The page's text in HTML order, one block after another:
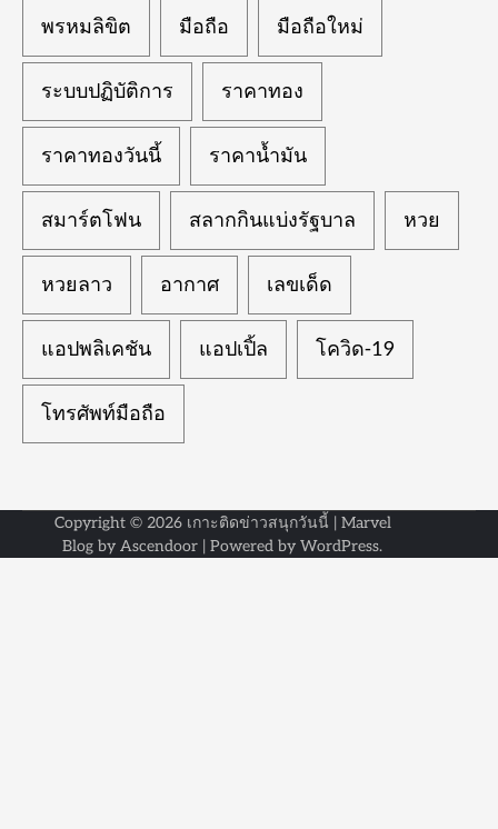
พรหมลิขิต มือถือ มือถือใหม่
ระบบปฏิบัติการ ราคาทอง
ราคาทองวันนี้ ราคาน้ำมัน
สมาร์ตโฟน สลากกินแบ่งรัฐบาล หวย
หวยลาว อากาศ เลขเด็ด
แอปพลิเคชัน แอปเปิ้ล โควิด-19
โทรศัพท์มือถือ
Copyright © 2026 เกาะติดข่าวสนุกวันนี้ | Marvel
Blog by Ascendoor | Powered by WordPress.